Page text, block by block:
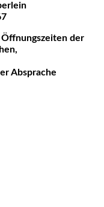
Öffnungszeiten der
Absprache